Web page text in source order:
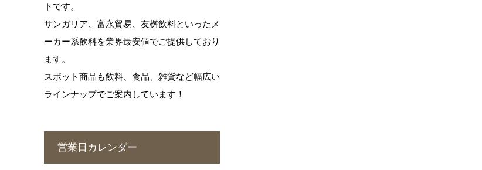
トです。
サンガリア、富永貿易、友桝飲料といったメ
ーカー系飲料を業界最安値でご提供しており
ます。
スポット商品も飲料、食品、雑貨など幅広い
ラインナップでご案内しています！
営業日カレンダー